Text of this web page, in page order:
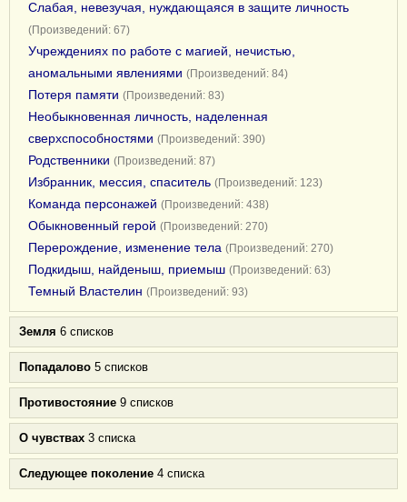
Слабая, невезучая, нуждающаяся в защите личность
(Произведений: 67)
Учреждениях по работе с магией, нечистью,
аномальными явлениями (Произведений: 84)
Потеря памяти (Произведений: 83)
Необыкновенная личность, наделенная
сверхспособностями (Произведений: 390)
Родственники (Произведений: 87)
Избранник, мессия, спаситель (Произведений: 123)
Команда персонажей (Произведений: 438)
Обыкновенный герой (Произведений: 270)
Перерождение, изменение тела (Произведений: 270)
Подкидыш, найденыш, приемыш (Произведений: 63)
Темный Властелин (Произведений: 93)
Земля 6 списков
Попадалово 5 списков
Противостояние 9 списков
О чувствах 3 списка
Следующее поколение 4 списка